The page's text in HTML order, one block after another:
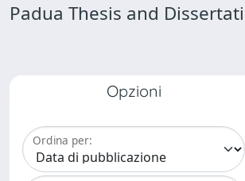
Padua Thesis and
Opzioni
Ordina per: